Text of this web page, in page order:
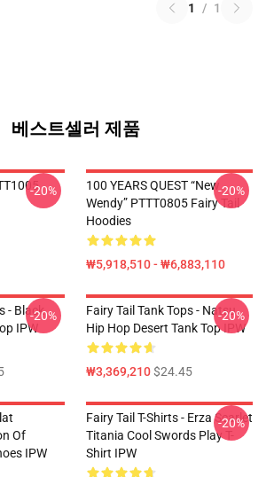
1 / 1
베스트셀러 제품
-20%
100 YEARS QUEST “New
Wendy” PTTT0805 Fairy Tail
Hoodies
₩5,918,510 - ₩6,883,110
-20%
- Black
IPW
-20%
Fairy Tail Tank Tops - Natsu
Hip Hop Desert Tank Top IPW
₩3,369,210$24.45
-20%
Of
IPW
Fairy Tail T-Shirts - Erza Scarlet
Titania Cool Swords Play T-
Shirt IPW
-20%